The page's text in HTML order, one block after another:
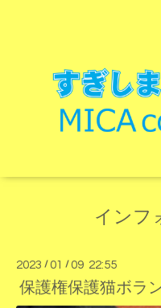
インフ
2023 / 01 / 09 22:55
保護権保護猫ボラ